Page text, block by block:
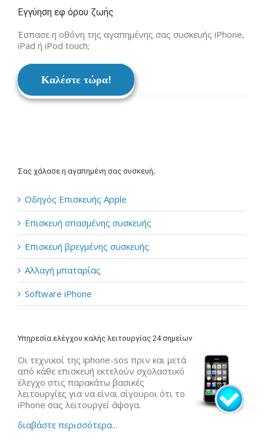
Εγγύηση εφ όρου ζωής
Έσπασε η οθόνη της αγαπημένης σας συσκευής iPhone,
iPad ή iPod touch;
Καλέστε τώρα!
Σας χάλασε η αγαπημένη σας συσκευή;
Οδηγός Επισκευής Apple
Επισκευή σπασμένης συσκευής
Επισκευή βρεγμένης συσκευής
Αλλαγή μπαταρίας
Software iPhone
Υπηρεσία ελέγχου καλής λειτουργίας 24 σημείων
Οι τεχνικοί της iphone-sos πριν και μετά
από κάθε επισκευή εκτελούν σχολαστικό
έλεγχο στις παρακάτω βασικές
λειτουργίες για να είναι σίγουροι ότι το
iPhone σας λειτουργεί άψογα.
διαβάστε περισσότερα...